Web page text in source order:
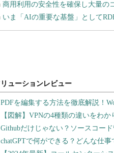
商用利用の安全性を確保し大量の
いま「AIの重要な基盤」として
PDFを編集する方法を徹底解説！
【図解】VPNの4種類の違いをわ
Githubだけじゃない？ソースコー
chatGPTで何ができる？どんな仕